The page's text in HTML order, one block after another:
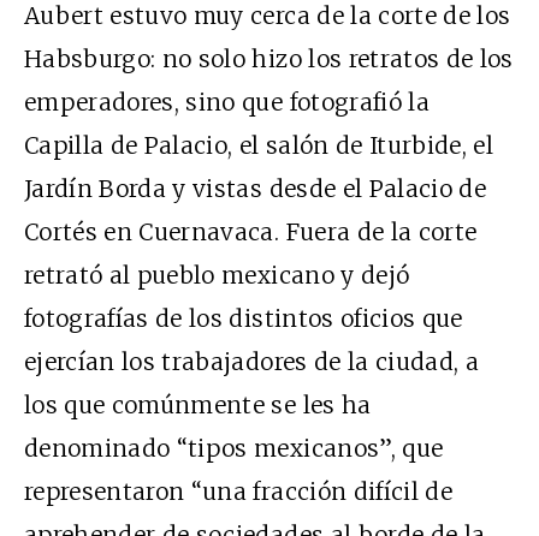
Aubert estuvo muy cerca de la corte de los
Habsburgo: no solo hizo los retratos de los
emperadores, sino que fotografió la
Capilla de Palacio, el salón de Iturbide, el
Jardín Borda y vistas desde el Palacio de
Cortés en Cuernavaca. Fuera de la corte
retrató al pueblo mexicano y dejó
fotografías de los distintos oficios que
ejercían los trabajadores de la ciudad, a
los que comúnmente se les ha
denominado “tipos mexicanos”, que
representaron “una fracción difícil de